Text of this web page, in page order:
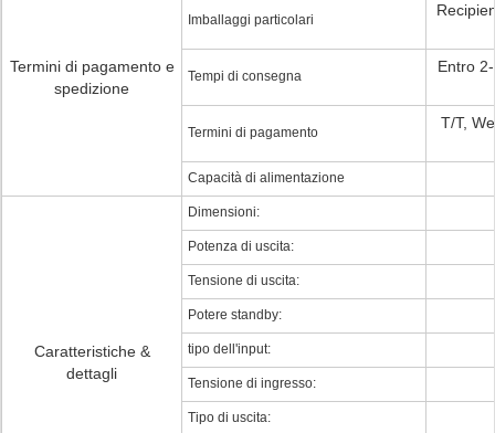
Termini di pagamento e
spedizione
Imballaggi particolari
Tempi di consegna
Entro
Termini di pagamento
T/T,
Capacità di alimentazione
Caratteristiche &
dettagli
Dimensioni:
Potenza di uscita:
Tensione di uscita:
Potere standby:
tipo dell'input:
Tensione di ingresso:
Tipo di uscita: